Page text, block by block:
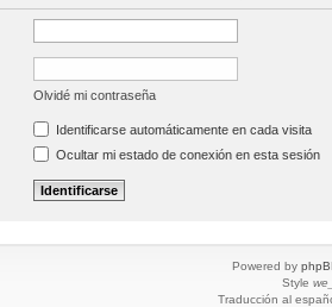
Olvidé mi contraseña
Identificarse automáticamente en cada visita
Ocultar mi estado de conexión en esta sesión
Powered by
Style
Traducción al